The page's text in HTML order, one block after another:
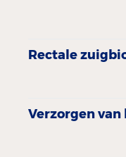
Rectale
Verzorgen